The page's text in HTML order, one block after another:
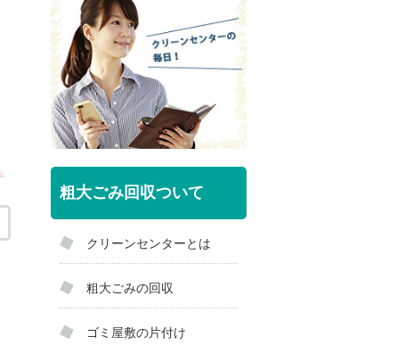
粗大ごみ回収ついて
クリーンセンターとは
粗大ごみの回収
ゴミ屋敷の片付け